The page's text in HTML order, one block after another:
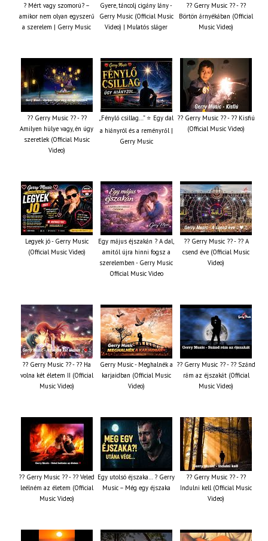
? Mért vagy szomorú? –
amikor nem olyan egyszerű
a szerelem | Gerry Music
Gyere, táncolj cigány lány -
Gerry Music (Official Music
Video) | Mulatós sláger
?? Gerry Music ?? - ??
Börtön árnyékában (Official
Music Video)
?? Gerry Music ?? - ??
Amilyen hülye vagy, én úgy
szeretlek (Official Music
Video)
„Fénylő csillag…” ⭐ Egy dal
a hiányról és a reményről |
Gerry Music
?? Gerry Music ?? - ?? Kisfiú
(Official Music Video)
Legyek jó - Gerry Music
(Official Music Video)
Egy május éjszakán ? A dal,
amitől újra hinni fogsz a
szerelemben - Gerry Music
Official Music Video
?? Gerry Music ?? - ?? A
csend éve (Official Music
Video)
?? Gerry Music ?? - ?? Ha
volna két életem II (Official
Music Video)
Gerry Music - Meghalnék a
karjaidban (Official Music
Video)
?? Gerry Music ?? - ?? Szánd
rám az éjszakát (Official
Music Video)
?? Gerry Music ?? - ?? Veled
leélném az életem (Official
Music Video)
Egy utolsó éjszaka… ? Gerry
Music – Még egy éjszaka
?? Gerry Music ?? - ??
Indulni kell (Official Music
Video)